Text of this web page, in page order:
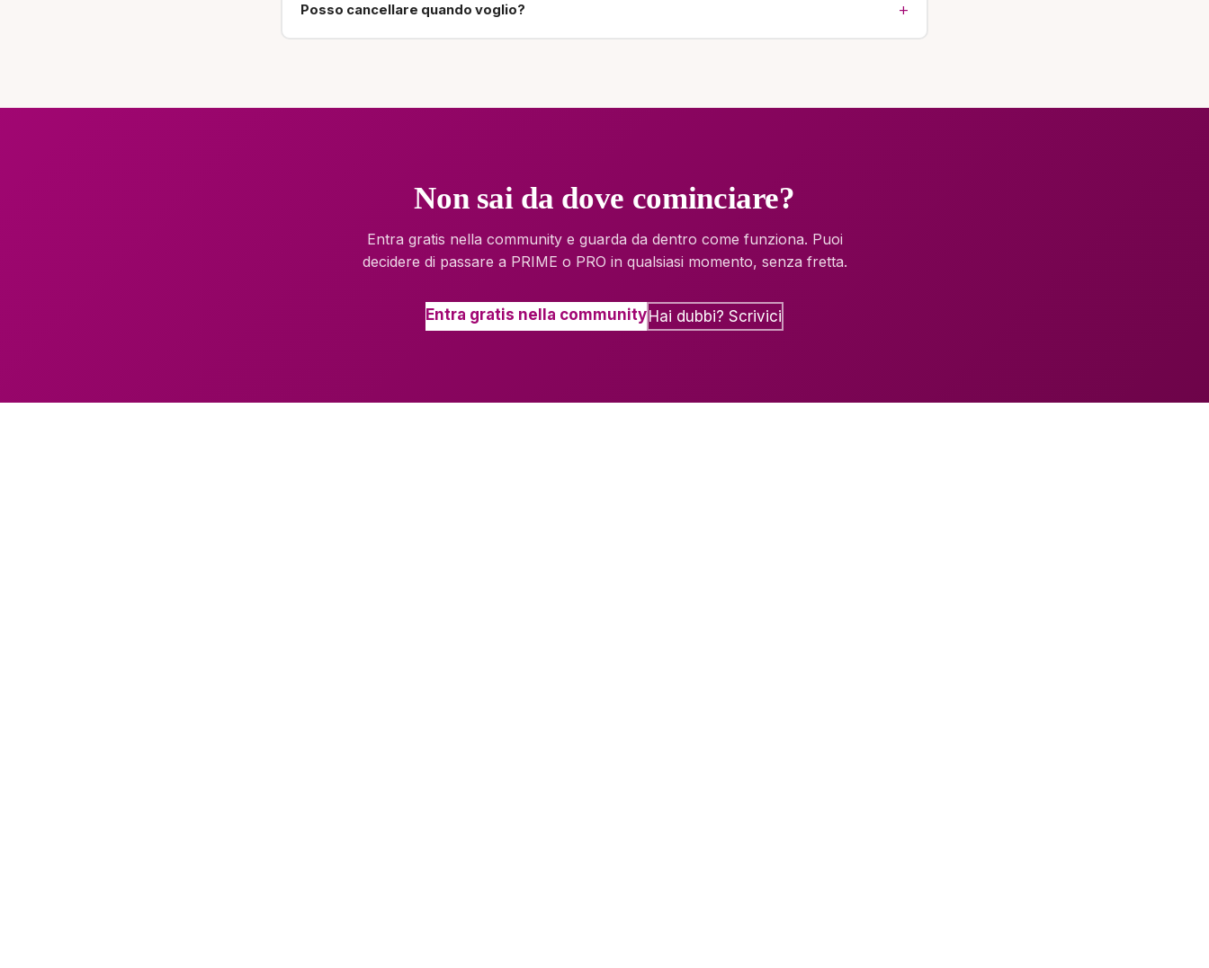
Posso cancellare quando voglio?
Non sai da dove cominciare?
Entra gratis nella community e guarda da dentro come funziona. Puoi
decidere di passare a PRIME o PRO in qualsiasi momento, senza fretta.
Entra gratis nella communityHai dubbi? Scrivici